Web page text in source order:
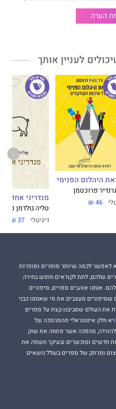
אמיץ וחסר פילטרים בהתמודדותה
שלה למצוא שותף חדש בעולם
והאמיצים.
הדייטים ומה שמתלווה אליהם,
חדשים, וגם הגברים הנשואים
לסיפורים שלא תמיד יש
אדם שאי פעם הרגיש שהפחד
לא בריאה ולא נכונה ולמי שכבר
המאתגר.
בדרך, לצד התחלות חדשות,
מנצנץ לעולם ובטוחים שהם
בבית, כזו שלא באמת קוראים לה
בשריטות קטנות ועמוקות.
מהפחד שמשתק.
בלי שירצו נשארת גם לזוגיות
ורוצים לחבר את השברים
החברתית שלהם לאחר שהוצאו
הערה
לעניין אותך
היהלום הפנימי
פרוכטמן
46 ₪ מנדריני אחד
טליה גולדמן כלב
דיגיטלי 37 ₪
לאפשר לכמה שיותר סופרים וסופרות
שלהם, לתת לקוראים חופש בחירה
אנחנו אוהבים ספרים, סיפורים
שסיפורים מעצבים את מי שאנחנו כבני
את העולם שסביבנו.קצת על ספרים
היא חלק אינטגראלי מהמהפכה של
להורדה, מהפכה אשר פתחה את שוק
חדשים ומוכשרים ובעיקר חשפה את
ומרתק של ספרים בשלל נושאים